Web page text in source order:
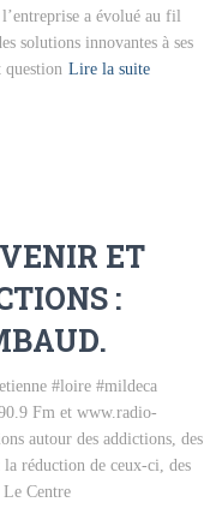
a évolué au fil
solutions innovantes à ses
question Lire la suite
ET
:
#loire #mildeca
Fm et www.radio-
autour des addictions, des
la réduction de ceux-ci, des
Le Centre